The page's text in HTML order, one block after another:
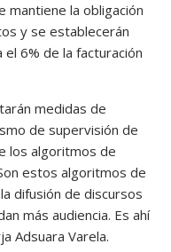
mantiene la obligación
y se establecerán
6% de la facturación
medidas de
de supervisión de
los algoritmos de
estos algoritmos de
difusión de discursos
más audiencia. Es ahí
Adsuara Varela.